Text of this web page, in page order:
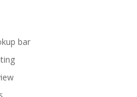
bar